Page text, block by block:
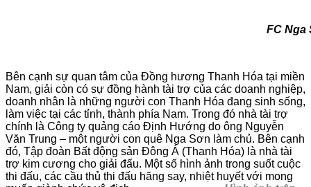
FC Nga Sơn xuất sắc về
Bên cạnh sự quan tâm của Đồng hương Thanh Hóa tại miền
Nam, giải còn có sự đồng hành tài trợ của các doanh nghiệp,
doanh nhân là những người con Thanh Hóa đang sinh sống,
làm việc tại các tỉnh, thành phía Nam. Trong đó nhà tài trợ
chính là Công ty quảng cáo Định Hướng do ông Nguyễn
Văn Trung – một người con quê Nga Sơn làm chủ. Bên cạnh
đó, Tập đoàn Bất động sản Đông Á (Thanh Hóa) là nhà tài
trợ kim cương cho giải đấu. Một số hình ảnh trong suốt cuộc
thi đấu, các cầu thủ thi đấu hăng say, nhiệt huyết với mong